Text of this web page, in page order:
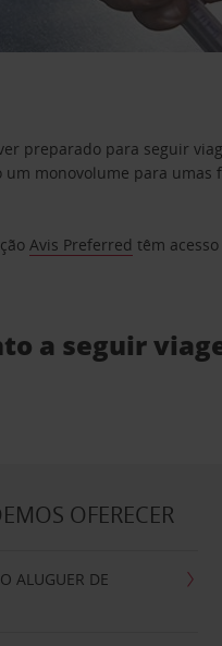
preparado para seguir
monovolume para
Avis Preferred têm
a seguir
OFERECER
ALUGUER DE